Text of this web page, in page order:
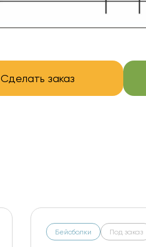
Сделать заказ
Бейсболки Под заказ